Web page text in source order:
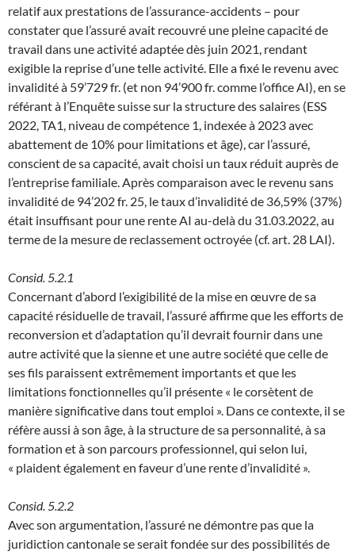
relatif aux prestations de l’assurance-accidents – pour
constater que l’assuré avait recouvré une pleine capacité de
travail dans une activité adaptée dès juin 2021, rendant
exigible la reprise d’une telle activité. Elle a fixé le revenu avec
invalidité à 59’729 fr. (et non 94’900 fr. comme l’office AI), en se
référant à l’Enquête suisse sur la structure des salaires (ESS
2022, TA1, niveau de compétence 1, indexée à 2023 avec
abattement de 10% pour limitations et âge), car l’assuré,
conscient de sa capacité, avait choisi un taux réduit auprès de
l’entreprise familiale. Après comparaison avec le revenu sans
invalidité de 94’202 fr. 25, le taux d’invalidité de 36,59% (37%)
était insuffisant pour une rente AI au-delà du 31.03.2022, au
terme de la mesure de reclassement octroyée (cf. art. 28 LAI).
Consid. 5.2.1
Concernant d’abord l’exigibilité de la mise en œuvre de sa
capacité résiduelle de travail, l’assuré affirme que les efforts de
reconversion et d’adaptation qu’il devrait fournir dans une
autre activité que la sienne et une autre société que celle de
ses fils paraissent extrêmement importants et que les
limitations fonctionnelles qu’il présente « le corsètent de
manière significative dans tout emploi ». Dans ce contexte, il se
réfère aussi à son âge, à la structure de sa personnalité, à sa
formation et à son parcours professionnel, qui selon lui,
« plaident également en faveur d’une rente d’invalidité ».
Consid. 5.2.2
Avec son argumentation, l’assuré ne démontre pas que la
juridiction cantonale se serait fondée sur des possibilités de